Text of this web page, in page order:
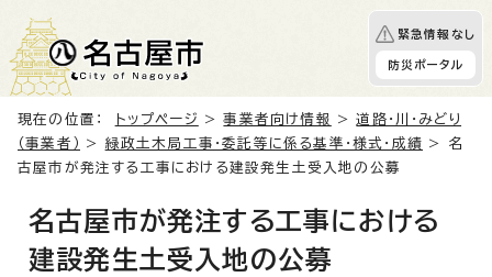
緊急情報なし
防災ポータル
現在の位置： トップページ >事業者向け情報 >道路・川・みどり
（事業者）
> 緑政土木局工事・委託等に係る基準・様式・成績 > 名
古屋市が発注する工事における建設発生土受入地の公募
名古屋市が発注する工事における
建設発生土受入地の公募